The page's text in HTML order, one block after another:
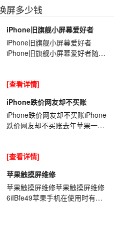
屏多少钱
iPhone旧旗舰小屏幕爱好者
iPhone旧旗舰小屏幕爱好者
iPhone旧旗舰小屏幕爱好者随着
大家发现了...
[查看详情]
iPhone跌价网友却不买账
iPhone跌价网友却不买账iPhone
跌价网友却不买账去年苹果一共
iPhonexsmax,而这...
[查看详情]
苹果触摸屏维修
苹果触摸屏维修苹果触摸屏维修
6iIBfe49苹果手机在使用时有一